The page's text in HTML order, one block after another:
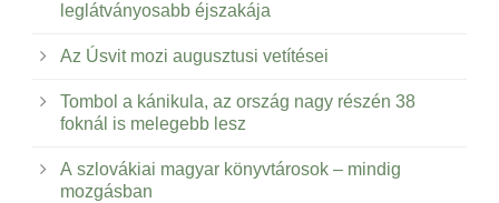
leglátványosabb éjszakája
Az Úsvit mozi augusztusi vetítései
Tombol a kánikula, az ország nagy részén 38
foknál is melegebb lesz
A szlovákiai magyar könyvtárosok – mindig
mozgásban